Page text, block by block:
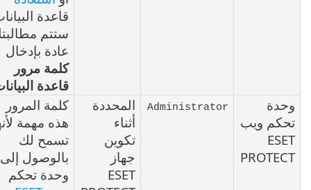
قاعدة البيانات.
ستتم مطالبتك
عادة بإدخال
كلمة مرور
قاعدة البيانات.
ويب
Administrator
المحددة
تكوين
ESET
كلمة المرور
هذه مهمة لأنها
تسمح لك
بالوصول إلى
وحدة تحكم